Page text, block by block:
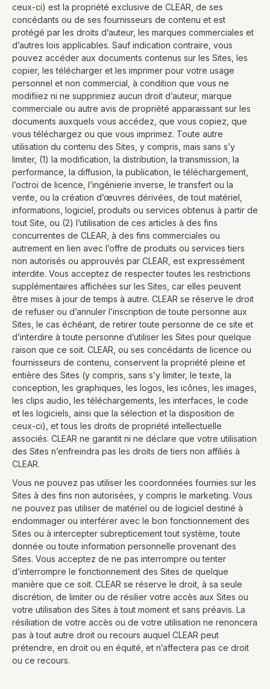
ceux-ci) est la propriété exclusive de CLEAR, de ses
concédants ou de ses fournisseurs de contenu et est
protégé par les droits d’auteur, les marques commerciales et
d’autres lois applicables. Sauf indication contraire, vous
pouvez accéder aux documents contenus sur les Sites, les
copier, les télécharger et les imprimer pour votre usage
personnel et non commercial, à condition que vous ne
modifiiez ni ne supprimiez aucun droit d’auteur, marque
commerciale ou autre avis de propriété apparaissant sur les
documents auxquels vous accédez, que vous copiez, que
vous téléchargez ou que vous imprimez. Toute autre
utilisation du contenu des Sites, y compris, mais sans s’y
limiter, (1) la modification, la distribution, la transmission, la
performance, la diffusion, la publication, le téléchargement,
l’octroi de licence, l’ingénierie inverse, le transfert ou la
vente, ou la création d’œuvres dérivées, de tout matériel,
informations, logiciel, produits ou services obtenus à partir de
tout Site, ou (2) l’utilisation de ces articles à des fins
concurrentes de CLEAR, à des fins commerciales ou
autrement en lien avec l’offre de produits ou services tiers
non autorisés ou approuvés par CLEAR, est expressément
interdite. Vous acceptez de respecter toutes les restrictions
supplémentaires affichées sur les Sites, car elles peuvent
être mises à jour de temps à autre. CLEAR se réserve le droit
de refuser ou d’annuler l’inscription de toute personne aux
Sites, le cas échéant, de retirer toute personne de ce site et
d’interdire à toute personne d’utiliser les Sites pour quelque
raison que ce soit. CLEAR, ou ses concédants de licence ou
fournisseurs de contenu, conservent la propriété pleine et
entière des Sites (y compris, sans s’y limiter, le texte, la
conception, les graphiques, les logos, les icônes, les images,
les clips audio, les téléchargements, les interfaces, le code
et les logiciels, ainsi que la sélection et la disposition de
ceux-ci), et tous les droits de propriété intellectuelle
associés. CLEAR ne garantit ni ne déclare que votre utilisation
des Sites n’enfreindra pas les droits de tiers non affiliés à
CLEAR.
Vous ne pouvez pas utiliser les coordonnées fournies sur les
Sites à des fins non autorisées, y compris le marketing. Vous
ne pouvez pas utiliser de matériel ou de logiciel destiné à
endommager ou interférer avec le bon fonctionnement des
Sites ou à intercepter subrepticement tout système, toute
donnée ou toute information personnelle provenant des
Sites. Vous acceptez de ne pas interrompre ou tenter
d’interrompre le fonctionnement des Sites de quelque
manière que ce soit. CLEAR se réserve le droit, à sa seule
discrétion, de limiter ou de résilier votre accès aux Sites ou
votre utilisation des Sites à tout moment et sans préavis. La
résiliation de votre accès ou de votre utilisation ne renoncera
pas à tout autre droit ou recours auquel CLEAR peut
prétendre, en droit ou en équité, et n’affectera pas ce droit
ou ce recours.